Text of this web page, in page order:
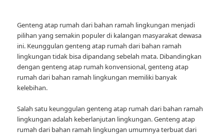
Genteng atap rumah dari bahan ramah lingkungan menjadi
pilihan yang semakin populer di kalangan masyarakat dewasa
ini. Keunggulan genteng atap rumah dari bahan ramah
lingkungan tidak bisa dipandang sebelah mata. Dibandingkan
dengan genteng atap rumah konvensional, genteng atap
rumah dari bahan ramah lingkungan memiliki banyak
kelebihan.
Salah satu keunggulan genteng atap rumah dari bahan ramah
lingkungan adalah keberlanjutan lingkungan. Genteng atap
rumah dari bahan ramah lingkungan umumnya terbuat dari